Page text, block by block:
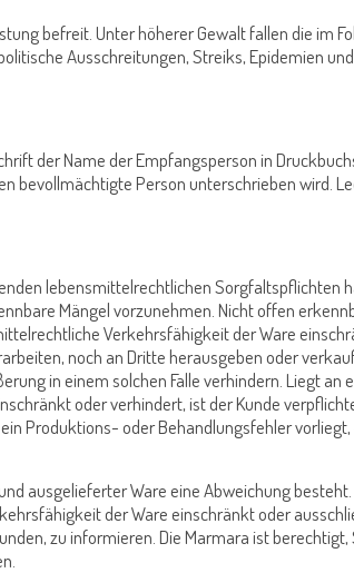
befreit. Unter höherer Gewalt fallen die im
Ausschreitungen, Streiks, Epidemien
der Name der Empfangsperson in
bevollmächtigte Person unterschrieben wird.
lebensmittelrechtlichen Sorgfaltspflichten
Mängel vorzunehmen. Nicht offen
Verkehrsfähigkeit der Ware
noch an Dritte herausgeben oder
in einem solchen Falle verhindern. Liegt an
oder verhindert, ist der Kunde
Produktions- oder Behandlungsfehler vorliegt,
ausgelieferter Ware eine Abweichung
der Ware einschränkt oder
zu informieren. Die Marmara ist berechtigt,